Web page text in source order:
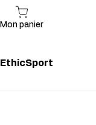
EthicSport
Mon panier